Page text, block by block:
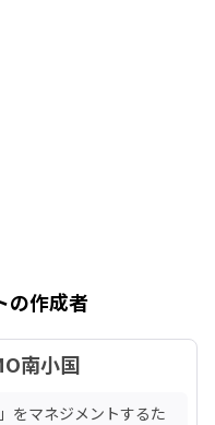
の作成者
南小国
をマネジメントするた